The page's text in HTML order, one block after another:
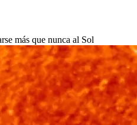
más que nunca al Sol